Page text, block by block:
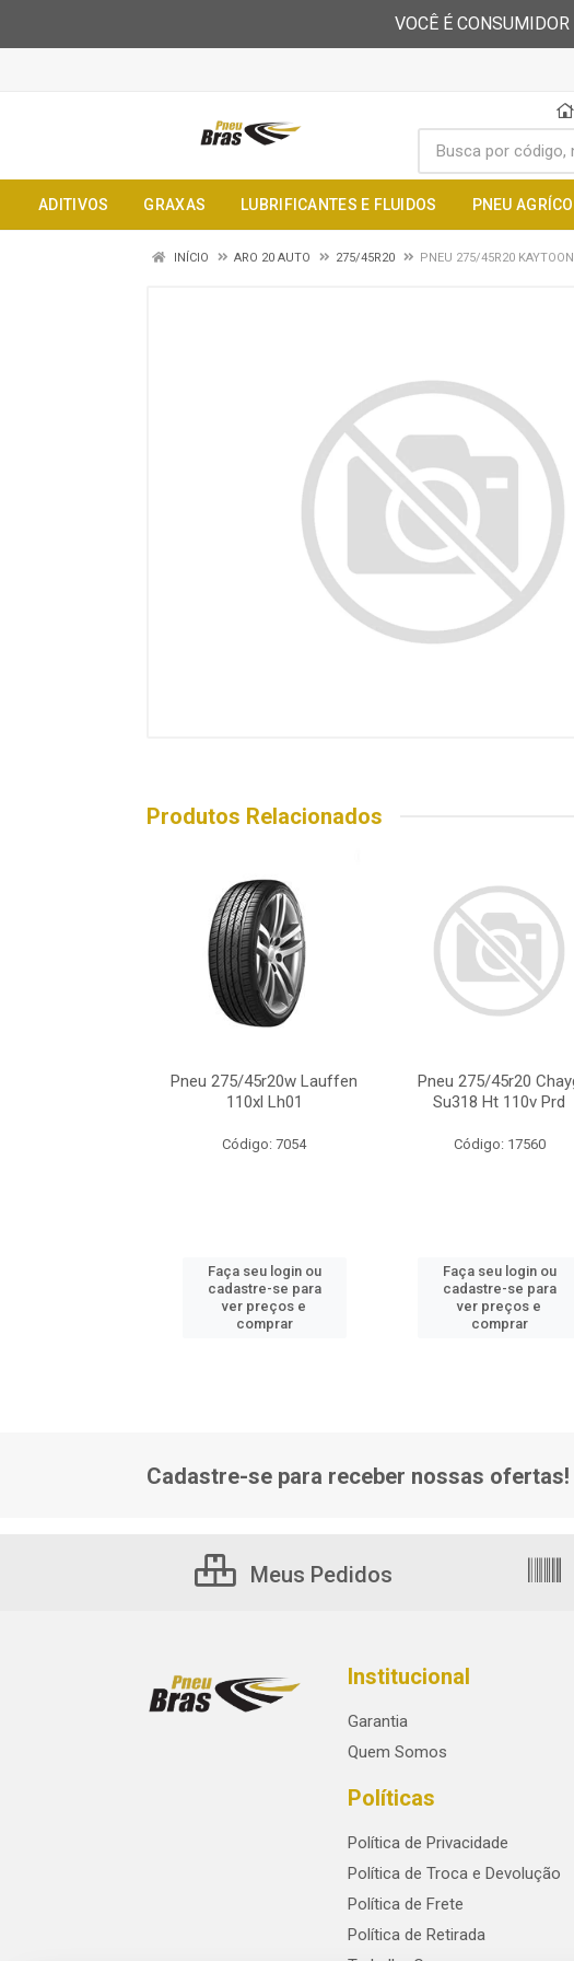
VOCÊ É
ADITIVOS GRAXAS LUBRIFICANTES E FLUIDOS PNEU
INÍCIO ARO 20 AUTO 275/45R20 PNEU 275/45R20
Produtos Relacionados
Pneu 275/45r20w Lauffen
110xl Lh01
Código: 7054
Faça seu login ou
cadastre-se para
ver preços e
comprar
Pneu 275/45r20
Su318 Ht 110v Prd
Código: 17560
Faça seu login ou
cadastre-se para
ver preços e
comprar
Cadastre-se para receber nossas ofertas!
Meus Pedidos
Institucional
Garantia
Quem Somos
Políticas
Política de Privacidade
Política de Troca e Devolução
Política de Frete
Política de Retirada